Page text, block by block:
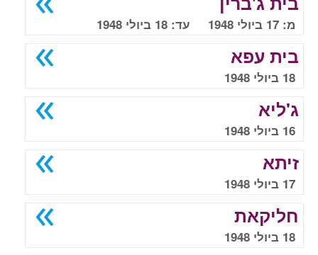
מ: 17 ביולי 1948 עד: 18 ביולי 1948
בית עפא
18 ביולי 1948
ג'ליא
16 ביולי 1948
זיתא
17 ביולי 1948
חליקאת
18 ביולי 1948